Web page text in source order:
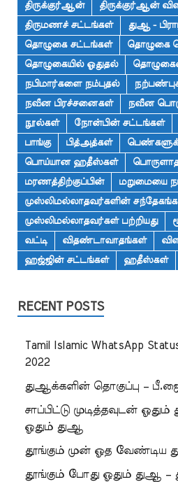
திருக்குர்ஆன்
திருக்குர்ஆன்
திருமணச் சட்டங்கள்
துஆ -
தொழுகை சட்டங்கள்
தொழுகை
தொழுகையில் ஓதுதல்
நபிமார்களை நம்புதல்
நவீன பிரச்சனைகள்
நவீன
நூல்கள்
நோன்பின் சட்டங்கள்
பாங்கு
பித்அத்கள்
பொய்யான ஹதீஸ்கள்
மரணத்திற்குப்பின்
மறுமையை
முஸ்லிமல்லாதவர்களின்
முஸ்லிமல்லாதவர்கள் பற்றியது
வட்டி
விதண்டாவாதங்கள்
ஹஜ்ஜின் சட்டங்கள்
ஹதீஸ்கள்
RECENT POSTS
Tamil Islamic WhatsApp
2022
துஆக்களின் தொகுப்பு –
சாப்பிட்டு முடித்தவுடன் ஓதும்
ஓதும் துஆ
தூங்கும் முன் ஓத வேண்டிய
தூங்கும் போது ஓதும் துஆ